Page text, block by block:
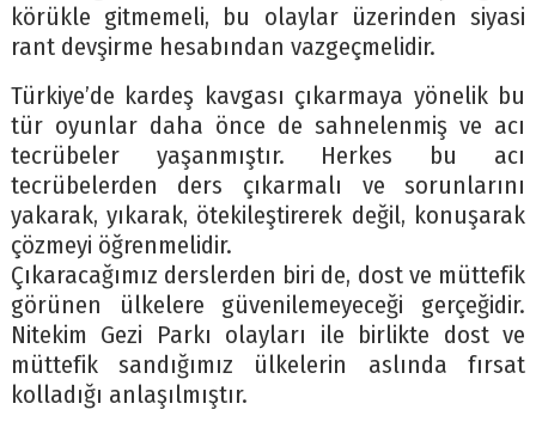
körükle gitmemeli, bu olaylar üzerinden siyasi
rant devşirme hesabından vazgeçmelidir.
Türkiye’de kardeş kavgası çıkarmaya yönelik bu
tür oyunlar daha önce de sahnelenmiş ve acı
tecrübeler yaşanmıştır. Herkes bu acı
tecrübelerden ders çıkarmalı ve sorunlarını
yakarak, yıkarak, ötekileştirerek değil, konuşarak
çözmeyi öğrenmelidir.
Çıkaracağımız derslerden biri de, dost ve müttefik
görünen ülkelere güvenilemeyeceği gerçeğidir.
Nitekim Gezi Parkı olayları ile birlikte dost ve
müttefik sandığımız ülkelerin aslında fırsat
kolladığı anlaşılmıştır.